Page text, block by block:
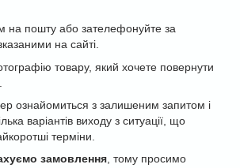
на пошту або зателефонуйте за
на сайті.
товару, який хочете повернути
ознайомиться з залишеним запитом і
варіантів виходу з ситуації, що
терміни.
замовлення, тому просимо